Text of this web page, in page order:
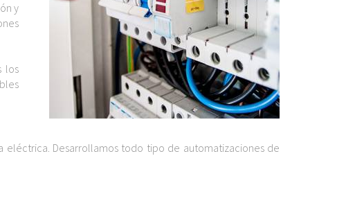
y
los
eléctrica. Desarrollamos todo tipo de automatizaciones de